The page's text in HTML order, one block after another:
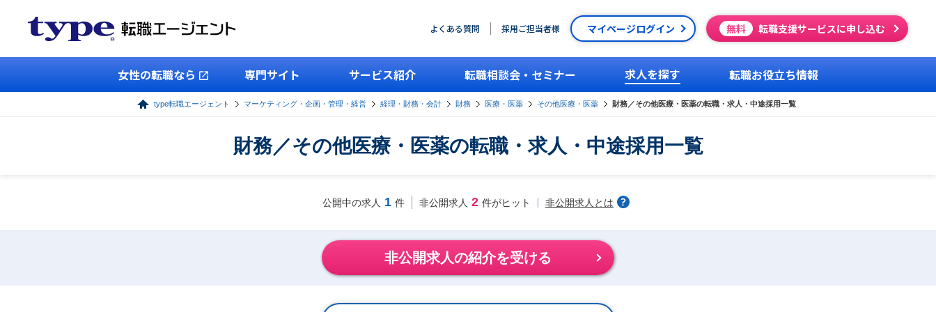
よくある質問 採用ご担当者様 マイページログイン 無料 転職支援サービスに申し込む
女性の転職なら 専門サイト サービス紹介 転職相談会・セミナー 求人を探す 転職お役立ち情報
type転職エージェント マーケティング・企画・管理・経営 経理・財務・会計 財務 医療・医薬 その他医療・医薬 財務／その他医療・医薬の転職・求人・中途採用一覧
財務／その他医療・医薬の転職・求人・中途採用一覧
公開中の求人 1 件 非公開求人 2 件がヒット 非公開求人とは
非公開求人の紹介を受ける